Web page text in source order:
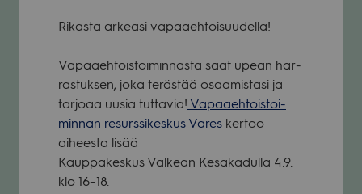
Rikasta arkeasi vapaa­eh­toi­suu­della!
Vapaa­eh­tois­toi­min­nasta saat upean har­
ras­tuk­sen, joka teräs­tää osaa­mis­tasi ja
tar­joaa uusia tut­ta­via! Vapaa­eh­tois­toi­
min­nan resurs­si­kes­kus Vares ker­too
aiheesta lisää
Kaup­pa­kes­kus Val­kean Kesä­ka­dulla 4.9.
klo 16–18.